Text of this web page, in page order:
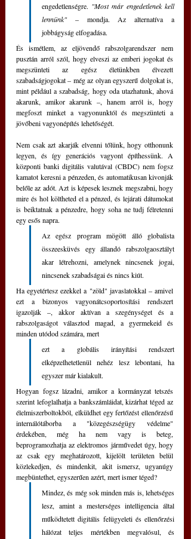
engedetlenségre. "Most már engedetlenek kell
lennünk" – mondja. Az alternatíva a
jobbágyság elfogadása.
És ismétlem, az eljövendő rabszolgarendszer nem
pusztán arról szól, hogy elveszi az emberi jogokat és
megszünteti az egész életünkben élvezett
szabadságjogokat – még az olyan egyszerű dolgokat is,
mint például a szabadság, hogy oda utazhatunk, ahová
akarunk, amikor akarunk –, hanem arról is, hogy
megfoszt minket a vagyonunktól és megszünteti a
jövőbeni vagyonépítés lehetőségét.
Nem csak azt akarják elvenni tőlünk, hogy otthonunk
legyen, és így generációs vagyont építhessünk. A
központi banki digitális valutával (CBDC) nem fogsz
kamatot keresni a pénzeden, és automatikusan kivonják
belőle az adót. Azt is képesek lesznek megszabni, hogy
mire és hol költheted el a pénzed, és lejárati dátumokat
is beiktatnak a pénzedre, hogy soha ne tudj félretenni
egy esős napra.
Az egész program mögött álló globalista
összeesküvés egy állandó rabszolgaosztályt
akar létrehozni, amelynek nincsenek jogai,
nincsenek szabadságai és nincs kiút.
Ha egyetértesz ezekkel a "zöld" javaslatokkal – amivel
ezt a bizonyos vagyonátcsoportosítási rendszert
igazolják –, akkor aktívan a szegénységet és a
rabszolgaságot választod magad, a gyermekeid és
minden utódod számára, mert
ezt a globális irányítási rendszert
elképzelhetetlenül nehéz lesz lebontani, ha
egyszer már kialakult.
Hogyan fogsz lázadni, amikor a kormányzat tetszés
szerint lefoglalhatja a bankszámláidat, kizárhat téged az
élelmiszerboltokból, elküldhet egy fertőzést ellenőrzésű
internálótáborba a "közegészségügy védelme"
érdekében, még ha nem vagy is beteg,
beprogramozhatja az elektromos járművedet úgy, hogy
az csak egy meghatározott, kijelölt területen belül
közlekedjen, és mindenkit, akit ismersz, ugyanúgy
megbüntethet, egyszerűen azért, mert ismer téged?
Mindez, és még sok minden más is, lehetséges
lesz, amint a mesterséges intelligencia által
működtetett digitális felügyeleti és ellenőrzési
hálózat teljes mértékben megvalósul, és